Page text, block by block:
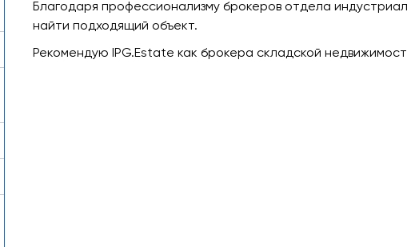
Благодаря профессионализму брокеров отдела
найти подходящий объект.
Рекомендую IPG.Estate как брокера складской